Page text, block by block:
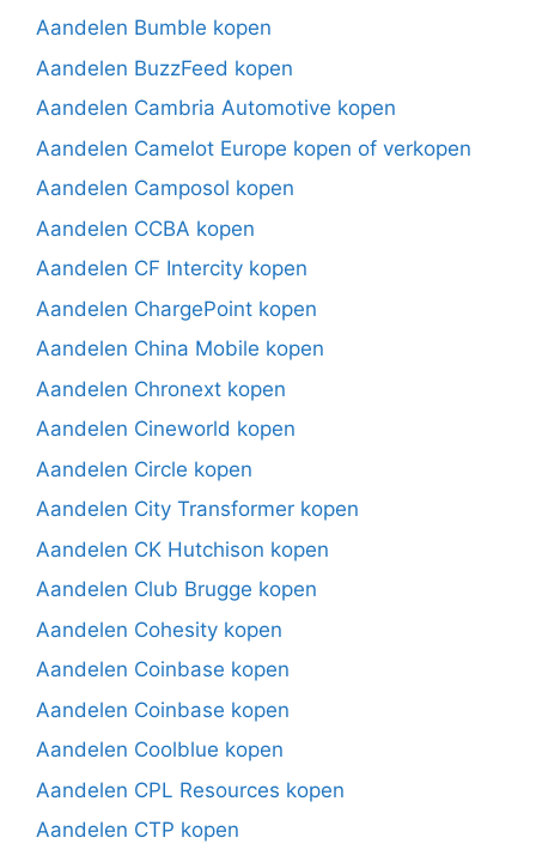
Aandelen Bumble kopen
Aandelen BuzzFeed kopen
Aandelen Cambria Automotive kopen
Aandelen Camelot Europe kopen of verkopen
Aandelen Camposol kopen
Aandelen CCBA kopen
Aandelen CF Intercity kopen
Aandelen ChargePoint kopen
Aandelen China Mobile kopen
Aandelen Chronext kopen
Aandelen Cineworld kopen
Aandelen Circle kopen
Aandelen City Transformer kopen
Aandelen CK Hutchison kopen
Aandelen Club Brugge kopen
Aandelen Cohesity kopen
Aandelen Coinbase kopen
Aandelen Coinbase kopen
Aandelen Coolblue kopen
Aandelen CPL Resources kopen
Aandelen CTP kopen